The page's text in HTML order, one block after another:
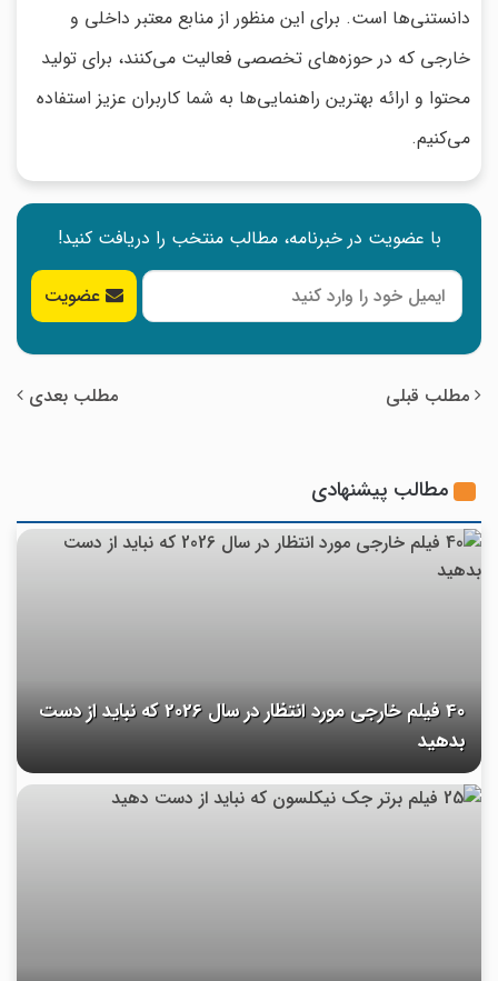
دانستنی‌ها است. برای این منظور از منابع معتبر داخلی و
خارجی که در حوزه‌های تخصصی فعالیت می‌کنند، برای تولید
محتوا و ارائه بهترین راهنمایی‌ها به شما کاربران عزیز استفاده
می‌کنیم.
با عضویت در خبرنامه، مطالب منتخب را دریافت کنید!
عضویت
مطلب قبلی مطلب بعدی
مطالب پیشنهادی
40 فیلم خارجی مورد انتظار در سال 2026 که نباید از دست
بدهید